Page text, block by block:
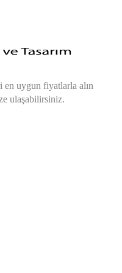
uygun fiyatlarla alın
ulaşabilirsiniz.